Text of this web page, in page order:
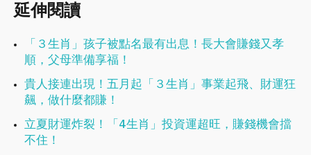
延伸閱讀
「３生肖」孩子被點名最有出息！長大會賺錢又孝
順，父母準備享福！
貴人接連出現！五月起「３生肖」事業起飛、財運狂
飆，做什麼都賺！
立夏財運炸裂！「4生肖」投資運超旺，賺錢機會擋
不住！